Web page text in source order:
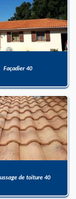
Façadier 40
de toiture 40